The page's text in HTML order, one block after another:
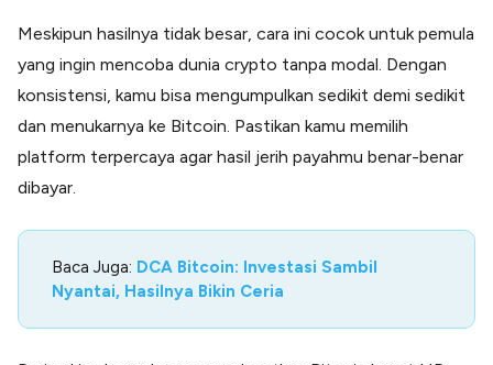
Meskipun hasilnya tidak besar, cara ini cocok untuk pemula
yang ingin mencoba dunia crypto tanpa modal. Dengan
konsistensi, kamu bisa mengumpulkan sedikit demi sedikit
dan menukarnya ke Bitcoin. Pastikan kamu memilih
platform terpercaya agar hasil jerih payahmu benar-benar
dibayar.
Baca Juga: DCA Bitcoin: Investasi Sambil
Nyantai, Hasilnya Bikin Ceria